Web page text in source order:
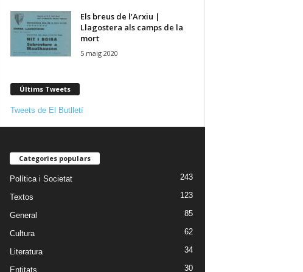
Els breus de l’Arxiu |
Llagostera als camps de la
mort
5 maig 2020
Últims Tweets
Tweets de El Butlletí
Categories populars
Política i Societat 243
Textos 123
General 85
Cultura 62
Literatura 34
Entitats 30